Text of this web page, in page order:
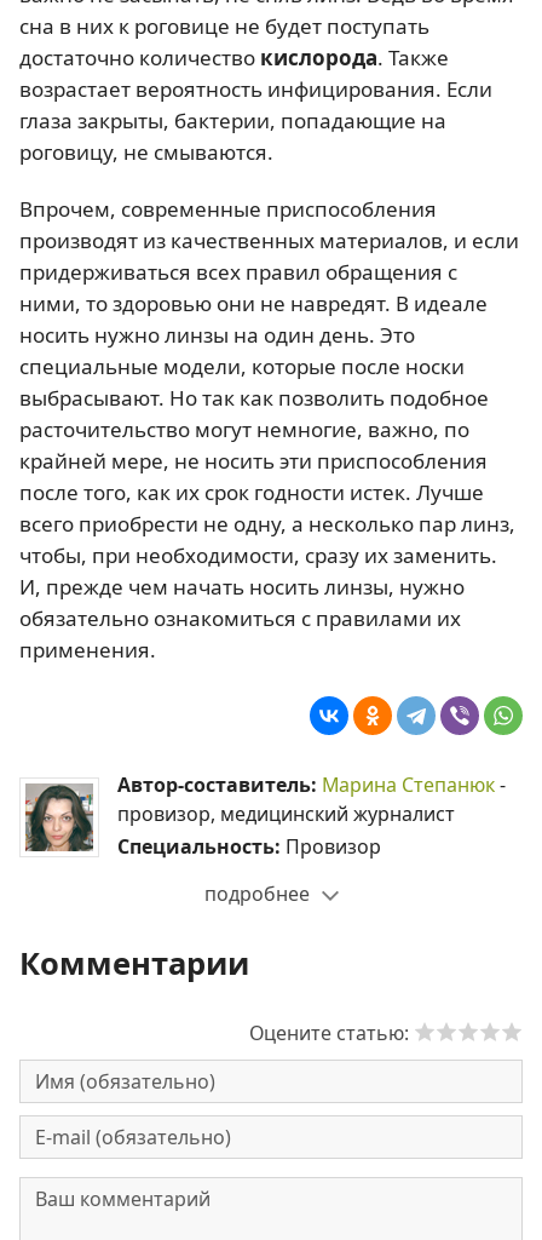
сна в них к роговице не будет поступать
достаточно количество кислорода. Также
возрастает вероятность инфицирования. Если
глаза закрыты, бактерии, попадающие на
роговицу, не смываются.
Впрочем, современные приспособления
производят из качественных материалов, и если
придерживаться всех правил обращения с
ними, то здоровью они не навредят. В идеале
носить нужно линзы на один день. Это
специальные модели, которые после носки
выбрасывают. Но так как позволить подобное
расточительство могут немногие, важно, по
крайней мере, не носить эти приспособления
после того, как их срок годности истек. Лучше
всего приобрести не одну, а несколько пар линз,
чтобы, при необходимости, сразу их заменить.
И, прежде чем начать носить линзы, нужно
обязательно ознакомиться с правилами их
применения.
Автор-составитель: Марина Степанюк-
провизор, медицинский журналист
Специальность: Провизор
подробнее
Комментарии
Оцените статью: